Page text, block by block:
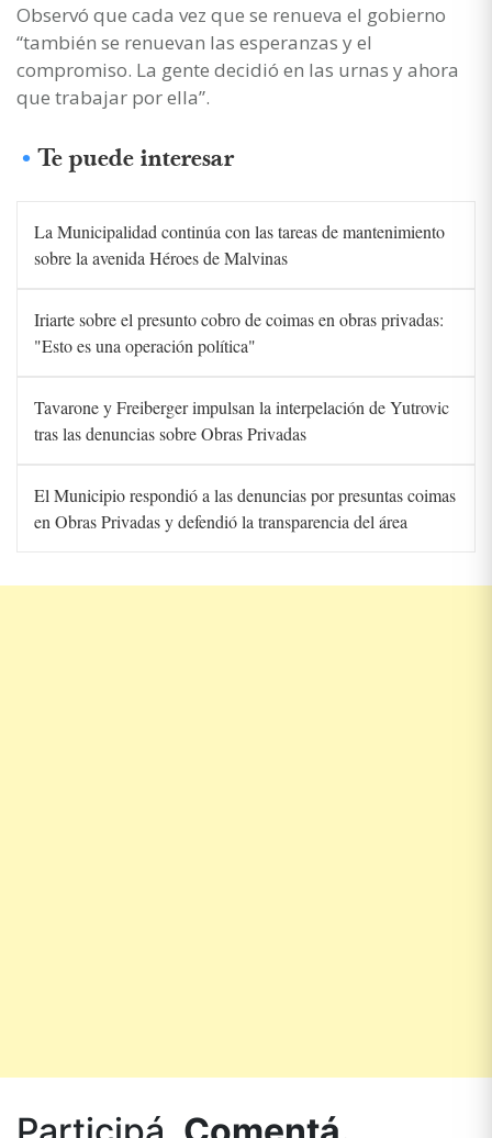
Observó que cada vez que se renueva el gobierno
“también se renuevan las esperanzas y el
compromiso. La gente decidió en las urnas y ahora
que trabajar por ella”.
Te puede interesar
La Municipalidad continúa con las tareas de mantenimiento
sobre la avenida Héroes de Malvinas
Iriarte sobre el presunto cobro de coimas en obras privadas:
"Esto es una operación política"
Tavarone y Freiberger impulsan la interpelación de Yutrovic
tras las denuncias sobre Obras Privadas
El Municipio respondió a las denuncias por presuntas coimas
en Obras Privadas y defendió la transparencia del área